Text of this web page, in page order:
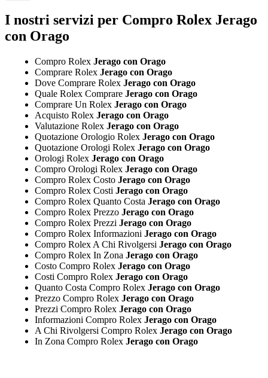
I nostri servizi per Compro Rolex Jerago
con Orago
Compro Rolex Jerago con Orago
Comprare Rolex Jerago con Orago
Dove Comprare Rolex Jerago con Orago
Quale Rolex Comprare Jerago con Orago
Comprare Un Rolex Jerago con Orago
Acquisto Rolex Jerago con Orago
Valutazione Rolex Jerago con Orago
Quotazione Orologio Rolex Jerago con Orago
Quotazione Orologi Rolex Jerago con Orago
Orologi Rolex Jerago con Orago
Compro Orologi Rolex Jerago con Orago
Compro Rolex Costo Jerago con Orago
Compro Rolex Costi Jerago con Orago
Compro Rolex Quanto Costa Jerago con Orago
Compro Rolex Prezzo Jerago con Orago
Compro Rolex Prezzi Jerago con Orago
Compro Rolex Informazioni Jerago con Orago
Compro Rolex A Chi Rivolgersi Jerago con Orago
Compro Rolex In Zona Jerago con Orago
Costo Compro Rolex Jerago con Orago
Costi Compro Rolex Jerago con Orago
Quanto Costa Compro Rolex Jerago con Orago
Prezzo Compro Rolex Jerago con Orago
Prezzi Compro Rolex Jerago con Orago
Informazioni Compro Rolex Jerago con Orago
A Chi Rivolgersi Compro Rolex Jerago con Orago
In Zona Compro Rolex Jerago con Orago